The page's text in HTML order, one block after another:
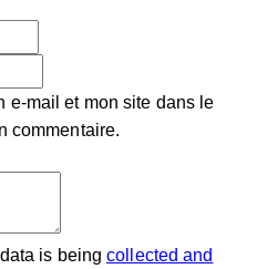
e-mail et mon site dans le
commentaire.
data is beingcollected and